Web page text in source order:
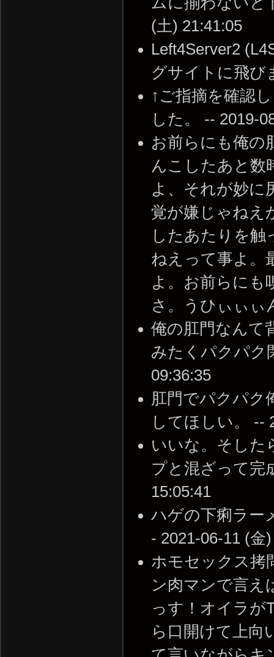
(土) 21:41:05
Left4Server2
グサイトに飛び
↑ご指摘を確認
した。 -- 2019-
お前らにも俺の
んこしたあと数
よ、それが妙に
覚が嫌じゃねえ
したあたりを
ねえって事よ。
よ。お前らにも
さ。うひぃぃぃ
俺の肛門なんて
みたくパクパク
09:36:35
肛門でパクパク
してほしい。 --
いいな。そした
プと混ざって完
15:05:41
ハゲの下痢ラー
- 2021-06-11 (金
ホモセックス拷
ン肉マンで言え
っす！オイラが
ら口開けて上向